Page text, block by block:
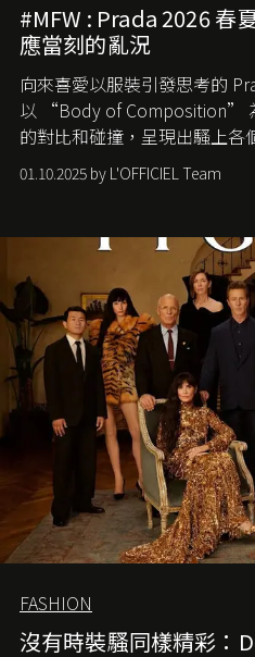
#MFW : Prada 2026 春
應當刻的亂況
向來喜愛以服裝引發思考的
以 “Body of Composition”
的對比和碰撞，呈現出騷上各
社會各種資訊、文化超載的現
01.10.2025 by L'OFFICIEL Team
FASHION
沒有時裝騷同樣精彩：